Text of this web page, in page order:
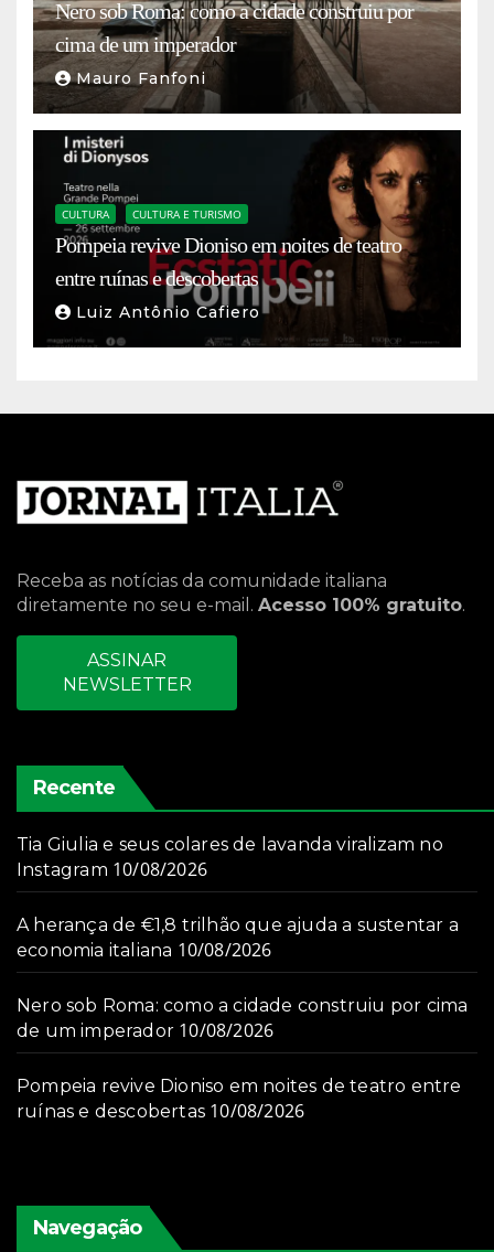
Nero sob Roma: como a cidade construiu por
cima de um imperador
Mauro Fanfoni
CULTURA CULTURA E TURISMO
Pompeia revive Dioniso em noites de teatro
entre ruínas e descobertas
Luiz Antônio Cafiero
Receba as notícias da comunidade italiana
diretamente no seu e-mail. Acesso 100% gratuito.
ASSINAR
NEWSLETTER
Recente
Tia Giulia e seus colares de lavanda viralizam no
Instagram 10/08/2026
A herança de €1,8 trilhão que ajuda a sustentar a
economia italiana 10/08/2026
Nero sob Roma: como a cidade construiu por cima
de um imperador 10/08/2026
Pompeia revive Dioniso em noites de teatro entre
ruínas e descobertas 10/08/2026
Navegação